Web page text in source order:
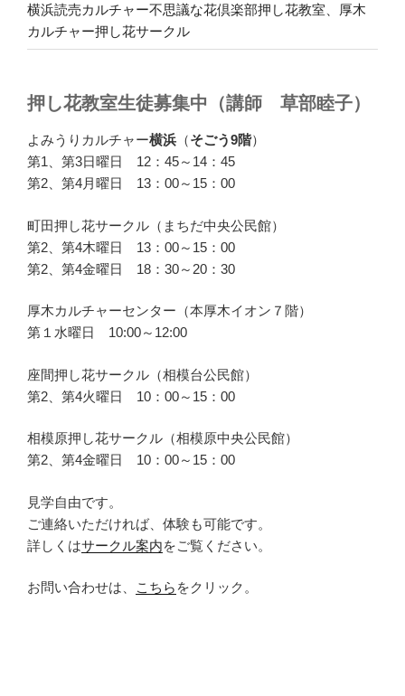
横浜読売カルチャー不思議な花倶楽部押し花教室、厚木
カルチャー押し花サークル
押し花教室生徒募集中（講師 草部睦子）
よみうりカルチャー横浜 （そごう9階）
第1、第3日曜日 12：45～14：45
第2、第4月曜日 13：00～15：00
町田押し花サークル（まちだ中央公民館）
第2、第4木曜日 13：00～15：00
第2、第4金曜日 18：30～20：30
厚木カルチャーセンター（本厚木イオン７階）
第１水曜日 10:00～12:00
座間押し花サークル（相模台公民館）
第2、第4火曜日 10：00～15：00
相模原押し花サークル（相模原中央公民館）
第2、第4金曜日 10：00～15：00
見学自由です。
ご連絡いただければ、体験も可能です。
詳しくはサークル案内をご覧ください。
お問い合わせは、 こちら をクリック。